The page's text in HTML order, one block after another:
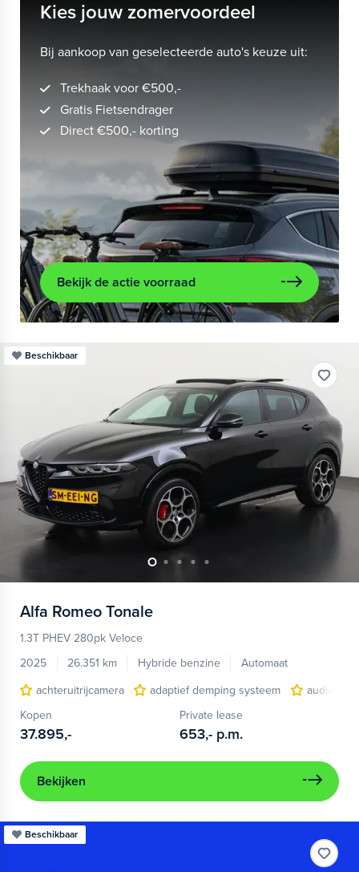
Kies jouw zomervoordeel
Bij aankoop van geselecteerde auto's keuze uit:
Trekhaak voor €500,-
Gratis Fietsendrager
Direct €500,- korting
Bekijk de actie voorraad
Beschikbaar
Alfa Romeo Tonale
1.3T PHEV 280pk Veloce
2025
26.351 km Hybride benzine
Automaat
achteruitrijcamera
adaptief demping systeem
audio
Kopen
37.895,-
Private lease
653,- p.m.
Bekijken
Beschikbaar